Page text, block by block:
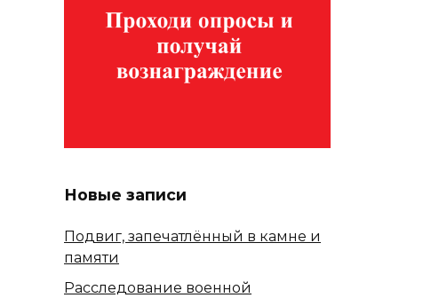
Новые записи
Подвиг, запечатлённый в камне и
памяти
Расследование военной